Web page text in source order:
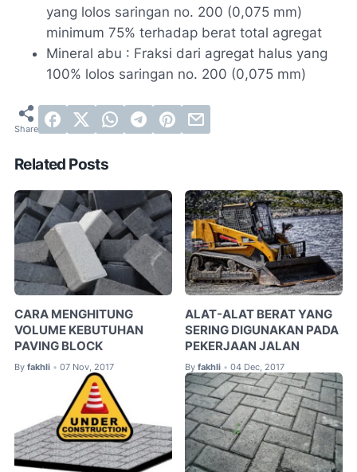
yang lolos saringan no. 200 (0,075 mm)
minimum 75% terhadap berat total agregat
Mineral abu : Fraksi dari agregat halus yang
100% lolos saringan no. 200 (0,075 mm)
Related Posts
CARA MENGHITUNG
VOLUME KEBUTUHAN
PAVING BLOCK
By fakhli • 07 Nov, 2017
ALAT-ALAT BERAT YANG
SERING DIGUNAKAN PADA
PEKERJAAN JALAN
By fakhli • 04 Dec, 2017